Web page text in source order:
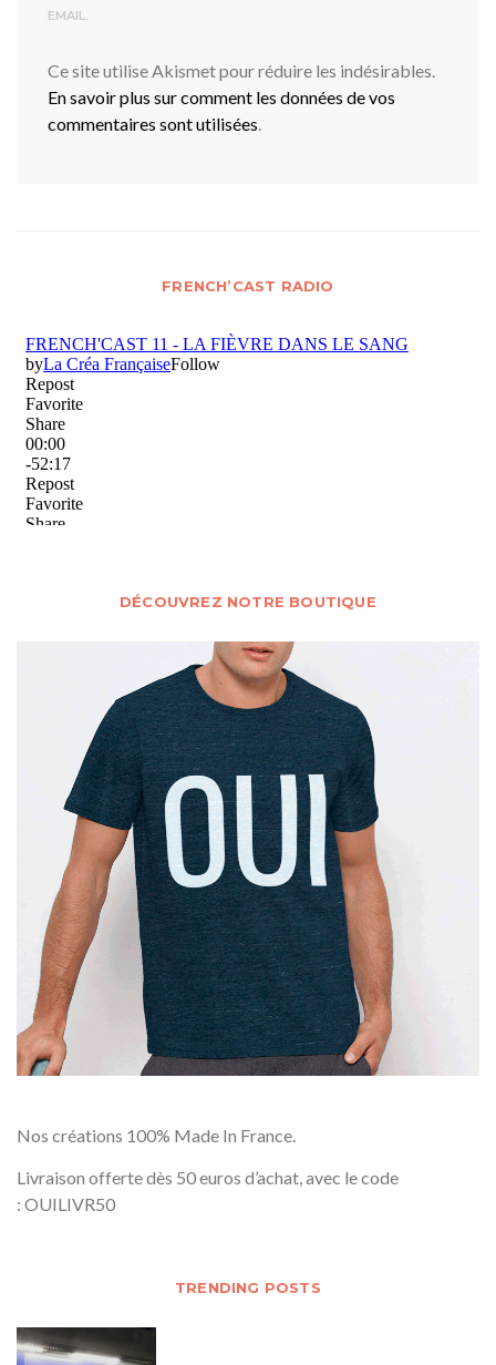
EMAIL.
Ce site utilise Akismet pour réduire les indésirables.
En savoir plus sur comment les données de vos
commentaires sont utilisées.
FRENCH’CAST RADIO
DÉCOUVREZ NOTRE BOUTIQUE
Nos créations 100% Made In France.
Livraison offerte dès 50 euros d’achat, avec le code
: OUILIVR50
TRENDING POSTS